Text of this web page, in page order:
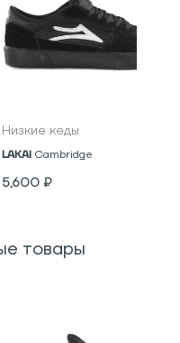
Низкие кеды
LAKAI Cambridge
5,600 ₽
товары